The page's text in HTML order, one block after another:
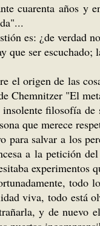
cuarenta años
es: ¿de verdad
ser
origen de las
Chemnitzer "El
filosofía
que merece
salvar a los
a la petición
experimentos
viva, todo
y de